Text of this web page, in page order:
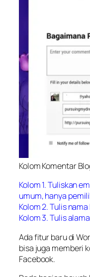
Kolom Komentar
Kolom 1. Tuliskan
umum, hanya
Kolom 2. Tulis
Kolom 3. Tulis
Ada fitur baru di
bisa juga memberi
Facebook.